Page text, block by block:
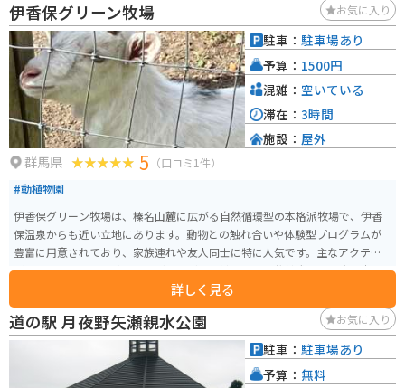
ャンプ場もあり、アウトドア活動が充実しています。
伊香保グリーン牧場 お気に入り
群馬県 5 （口コミ1件）
#動植物園
伊香保グリーン牧場は、榛名山麓に広がる自然循環型の本格派牧場で、伊香
保温泉からも近い立地にあります。動物との触れ合いや体験型プログラムが
豊富に用意されており、家族連れや友人同士に特に人気です。主なアクティ
ビティには、乗馬体験やウサギやヤギとの触れ合い、牧羊犬による大迫力の
シープドッグショー、牛の乳搾り体験などがあります。また、手作りバター
やソーセージ作りの体験も楽しめ、子供から大人まで楽しむことができま
す。 広大な芝生広場やこども遊園地もあり、アーチェリーやパターゴルフと
いった遊びも楽しめます。季節ごとのイベントも充実しており、春には桜、
夏には緑、秋には紅葉が楽しめます。牧場内のカフェやレストランでは、自
家製のミルクやソフトクリーム、新鮮な食材を使った料理を味わうことがで
詳しく見る
駐車： 駐車場あり
予算： 1500円
混雑： 空いている
滞在： 3時間
施設： 屋外
道の駅 月夜野矢瀬親水公園 お気に入り
駐車： 駐車場あり
予算： 無料